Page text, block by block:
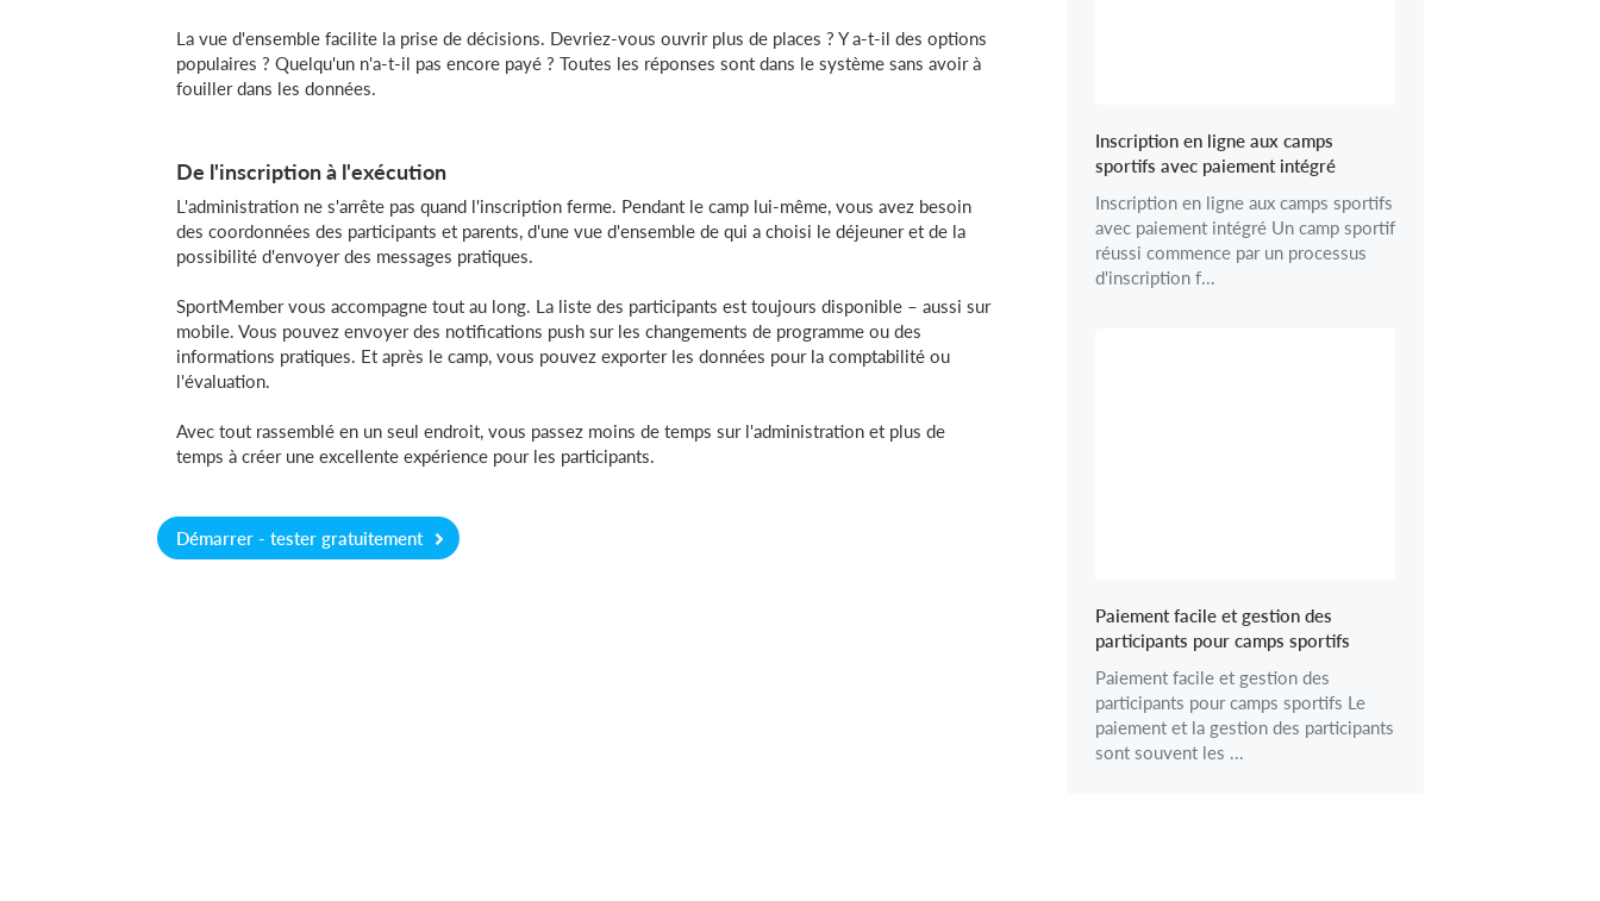
La vue d'ensemble facilite la prise de décisions. Devriez-vous ouvrir plus de places ? Y a-t-il des options
populaires ? Quelqu'un n'a-t-il pas encore payé ? Toutes les réponses sont dans le système sans avoir à
fouiller dans les données.
De l'inscription à l'exécution
L'administration ne s'arrête pas quand l'inscription ferme. Pendant le camp lui-même, vous avez besoin
des coordonnées des participants et parents, d'une vue d'ensemble de qui a choisi le déjeuner et de la
possibilité d'envoyer des messages pratiques.
SportMember vous accompagne tout au long. La liste des participants est toujours disponible – aussi sur
mobile. Vous pouvez envoyer des notifications push sur les changements de programme ou des
informations pratiques. Et après le camp, vous pouvez exporter les données pour la comptabilité ou
l'évaluation.
Avec tout rassemblé en un seul endroit, vous passez moins de temps sur l'administration et plus de
temps à créer une excellente expérience pour les participants.
Démarrer - tester gratuitement
Inscription en ligne aux camps
sportifs avec paiement intégré
Inscription en ligne aux camps sportifs
avec paiement intégré Un camp sportif
réussi commence par un processus
d'inscription f...
Paiement facile et gestion des
participants pour camps sportifs
Paiement facile et gestion des
participants pour camps sportifs Le
paiement et la gestion des participants
sont souvent les ...